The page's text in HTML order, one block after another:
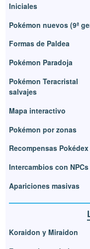
Iniciales
Pokémon nuevos (9ª
Formas de Paldea
Pokémon Paradoja
Pokémon Teracristal
salvajes
Mapa interactivo
Pokémon por zonas
Recompensas Pokédex
Intercambios con NPCs
Apariciones masivas
Koraidon y Miraidon